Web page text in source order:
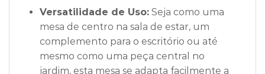
Versatilidade de Uso:Seja como uma
mesa de centro na sala de estar, um
complemento para o escritório ou até
mesmo como uma peça central no
jardim, esta mesa se adapta facilmente a